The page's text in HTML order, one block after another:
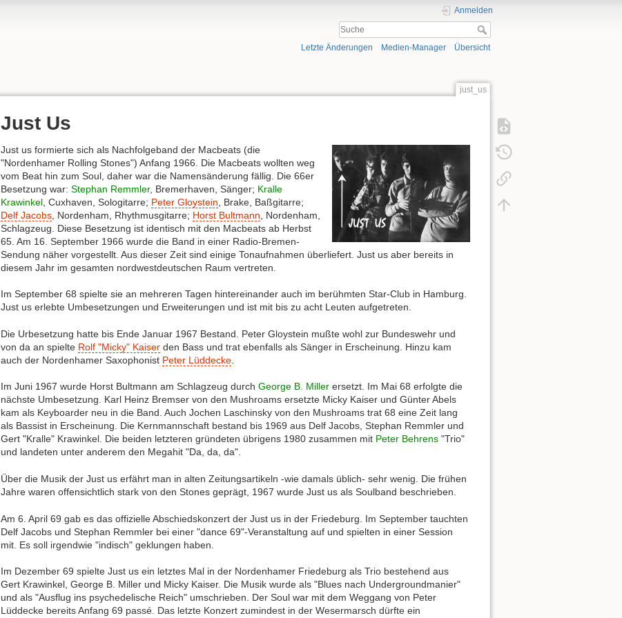
Anmelden
Letzte Änderungen Medien-Manager Übersicht
just_us
Just Us
Just us formierte sich als Nachfolgeband der Macbeats (die
"Nordenhamer Rolling Stones") Anfang 1966. Die Macbeats wollten weg
vom Beat hin zum Soul, daher war die Namensänderung fällig. Die 66er
Besetzung war: Stephan Remmler, Bremerhaven, Sänger; Kralle
Krawinkel , Cuxhaven, Sologitarre; Peter Gloystein , Brake, Baßgitarre;
Delf Jacobs , Nordenham, Rhythmusgitarre; Horst Bultmann , Nordenham,
Schlagzeug. Diese Besetzung ist identisch mit den Macbeats ab Herbst
65. Am 16. September 1966 wurde die Band in einer Radio-Bremen-
Sendung näher vorgestellt. Aus dieser Zeit sind einige Tonaufnahmen überliefert. Just us aber bereits in
diesem Jahr im gesamten nordwestdeutschen Raum vertreten.
Im September 68 spielte sie an mehreren Tagen hintereinander auch im berühmten Star-Club in Hamburg.
Just us erlebte Umbesetzungen und Erweiterungen und ist mit bis zu acht Leuten aufgetreten.
Die Urbesetzung hatte bis Ende Januar 1967 Bestand. Peter Gloystein mußte wohl zur Bundeswehr und
von da an spielte Rolf "Micky" Kaiser den Bass und trat ebenfalls als Sänger in Erscheinung. Hinzu kam
auch der Nordenhamer Saxophonist Peter Lüddecke
Im Juni 1967 wurde Horst Bultmann am Schlagzeug durch George B. Miller ersetzt. Im Mai 68 erfolgte die
nächste Umbesetzung. Karl Heinz Bremser von den Mushroams ersetzte Micky Kaiser und Günter Abels
kam als Keyboarder neu in die Band. Auch Jochen Laschinsky von den Mushroams trat 68 eine Zeit lang
als Bassist in Erscheinung. Die Kernmannschaft bestand bis 1969 aus Delf Jacobs, Stephan Remmler und
Gert "Kralle" Krawinkel. Die beiden letzteren gründeten übrigens 1980 zusammen mit Peter Behrens "Trio"
und landeten unter anderem den Megahit "Da, da, da".
Über die Musik der Just us erfährt man in alten Zeitungsartikeln -wie damals üblich- sehr wenig. Die frühen
Jahre waren offensichtlich stark von den Stones geprägt, 1967 wurde Just us als Soulband beschrieben.
Am 6. April 69 gab es das offizielle Abschiedskonzert der Just us in der Friedeburg. Im September tauchten
Delf Jacobs und Stephan Remmler bei einer "dance 69"-Veranstaltung auf und spielten in einer Session
mit. Es soll irgendwie "indisch" geklungen haben.
Im Dezember 69 spielte Just us ein letztes Mal in der Nordenhamer Friedeburg als Trio bestehend aus
Gert Krawinkel, George B. Miller und Micky Kaiser. Die Musik wurde als "Blues nach Undergroundmanier"
und als "Ausflug ins psychedelische Reich" umschrieben. Der Soul war mit dem Weggang von Peter
Lüddecke bereits Anfang 69 passé. Das letzte Konzert zumindest in der Wesermarsch dürfte ein